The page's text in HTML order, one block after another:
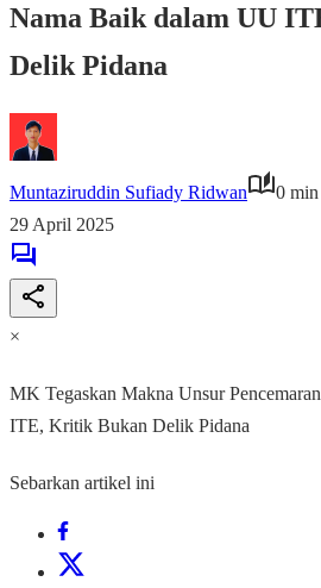
Nama Baik dalam UU
Delik Pidana
Muntaziruddin Sufiady Ridwan
0 min
29 April 2025
×
MK Tegaskan Makna Unsur
ITE, Kritik Bukan Delik Pidana
Sebarkan artikel ini